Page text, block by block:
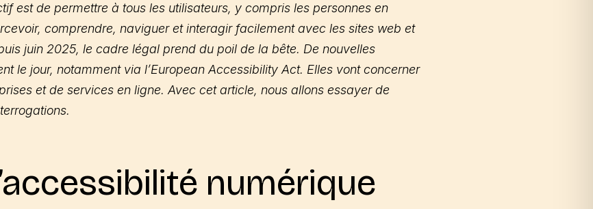
est de permettre à tous les utilisateurs, y compris les personnes en
comprendre, naviguer et interagir facilement avec les sites web et
juin 2025, le cadre légal prend du poil de la bête. De nouvelles
le jour, notamment via l’European Accessibility Act. Elles vont concerner
et de services en ligne. Avec cet article, nous allons essayer de
numérique